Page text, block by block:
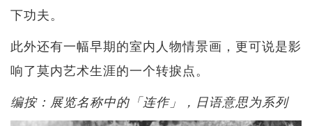
下功夫。
此外还有一幅早期的室内人物情景画，更可说是影
响了莫内艺术生涯的一个转捩点。
编按：展览名称中的「连作」，日语意思为系列